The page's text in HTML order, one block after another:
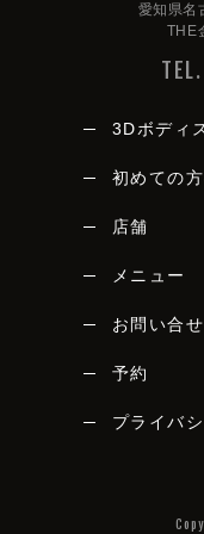
愛知県名
愛知県名
THE
3Dボディ
初めての
店舗
メニュー
お問い合せ
予約
プライバ